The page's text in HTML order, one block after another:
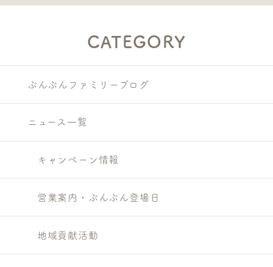
CATEGORY
ぶんぶんファミリーブログ
ニュース一覧
キャンペーン情報
営業案内・ぶんぶん登場日
地域貢献活動